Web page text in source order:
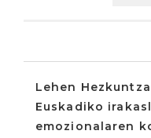
Lehen
Euskadiko
emozionalaren